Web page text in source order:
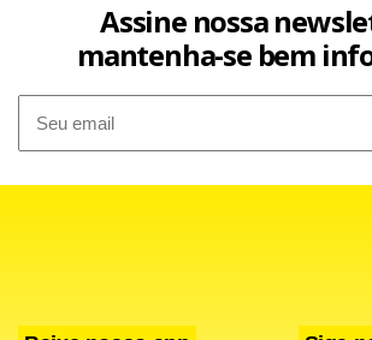
Assine nossa
mantenha-se bem